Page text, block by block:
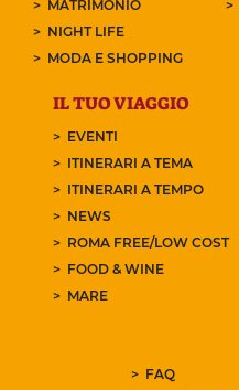
MATRIMONIO
NIGHT LIFE
MODA E SHOPPING
IL TUO VIAGGIO
EVENTI
ITINERARI A TEMA
ITINERARI A TEMPO
NEWS
ROMA FREE/LOW COST
FOOD & WINE
MARE
FAQ